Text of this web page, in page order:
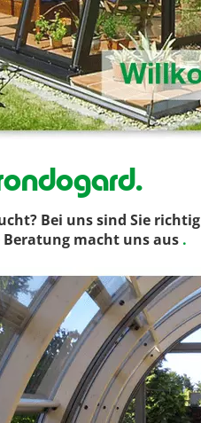
Bei uns sind Sie richtig
macht uns aus .